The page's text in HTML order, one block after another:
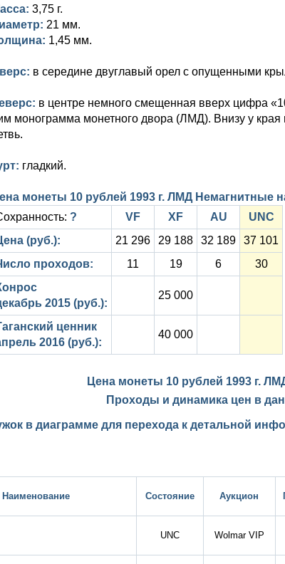
3,75 г.
21 мм.
1,45 мм.
в середине двуглавый орел с опущенными
в центре немного смещенная вверх цифра
монограмма монетного двора (ЛМД). Внизу у
гладкий.
монеты 10 рублей 1993 г. ЛМД Немагнитные
? VF XF AU
UNC
(руб.):
21 296 29 188 32 189
37 101
проходов:
11 19 6
30
2015 (руб.):
25 000
ценник
2016 (руб.):
40 000
Цена монеты 10 рублей 1993 г.
Проходы и динамика цен в
в диаграмме для перехода к детальной
Наименование Состояние Аукцион
UNC Wolmar VIP